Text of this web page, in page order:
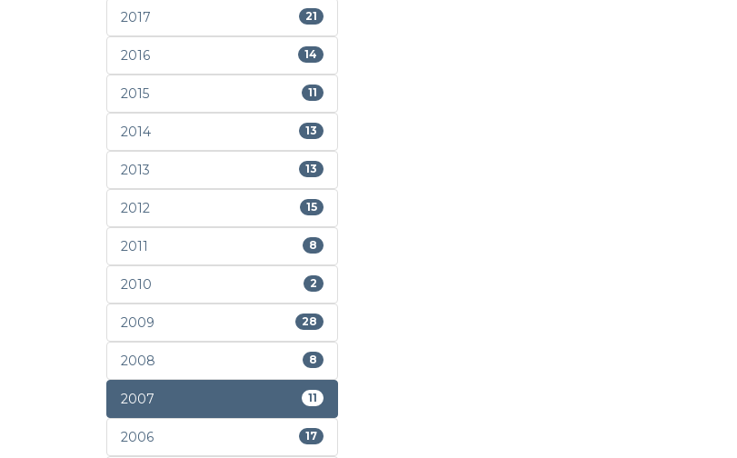
2017 21
2016 14
2015 11
2014 13
2013 13
2012 15
2011 8
2010 2
2009 28
2008 8
2007 11
2006 17